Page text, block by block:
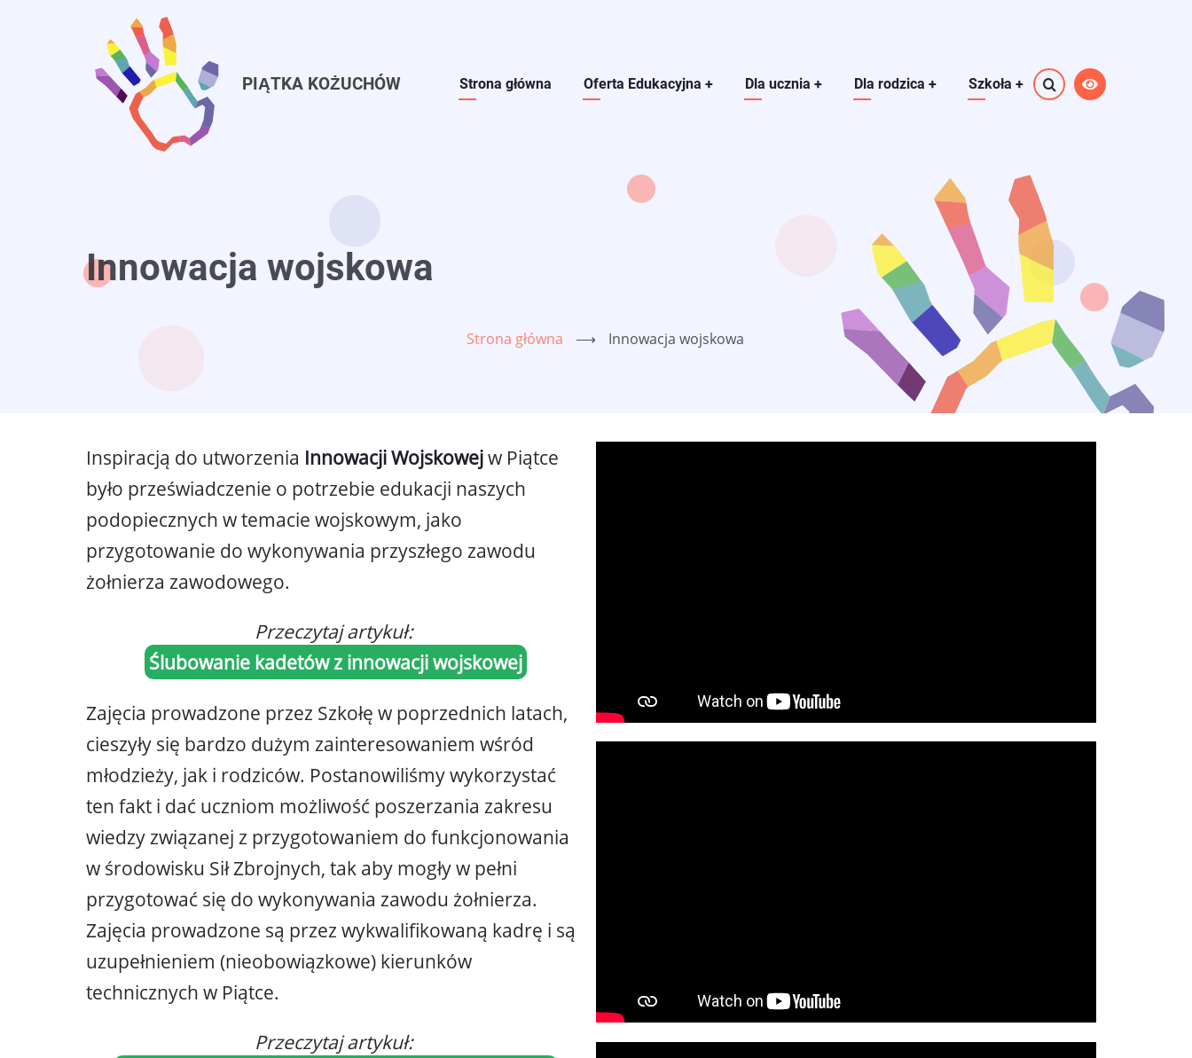
PIĄTKA KOŻUCHÓW Main navigation
Strona główna Oferta Edukacyjna + Dla ucznia + Dla rodzica + Szkoła +
Innowacja wojskowa
Strona główna ⟶ Innowacja wojskowa
Inspiracją do utworzenia Innowacji Wojskowejw Piątce
było przeświadczenie o potrzebie edukacji naszych
podopiecznych w temacie wojskowym, jako
przygotowanie do wykonywania przyszłego zawodu
żołnierza zawodowego.
Przeczytaj artykuł:
Ślubowanie kadetów z innowacji wojskowej
Zajęcia prowadzone przez Szkołę w poprzednich latach,
cieszyły się bardzo dużym zainteresowaniem wśród
młodzieży, jak i rodziców. Postanowiliśmy wykorzystać
ten fakt i dać uczniom możliwość poszerzania zakresu
wiedzy związanej z przygotowaniem do funkcjonowania
w środowisku Sił Zbrojnych, tak aby mogły w pełni
przygotować się do wykonywania zawodu żołnierza.
Zajęcia prowadzone są przez wykwalifikowaną kadrę i są
uzupełnieniem (nieobowiązkowe) kierunków
technicznych w Piątce.
Przeczytaj artykuł: